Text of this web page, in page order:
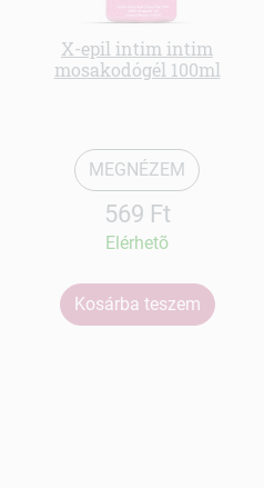
X-epil intim intim
mosakodógél 100ml
MEGNÉZEM
569 Ft
Elérhetõ
Kosárba teszem